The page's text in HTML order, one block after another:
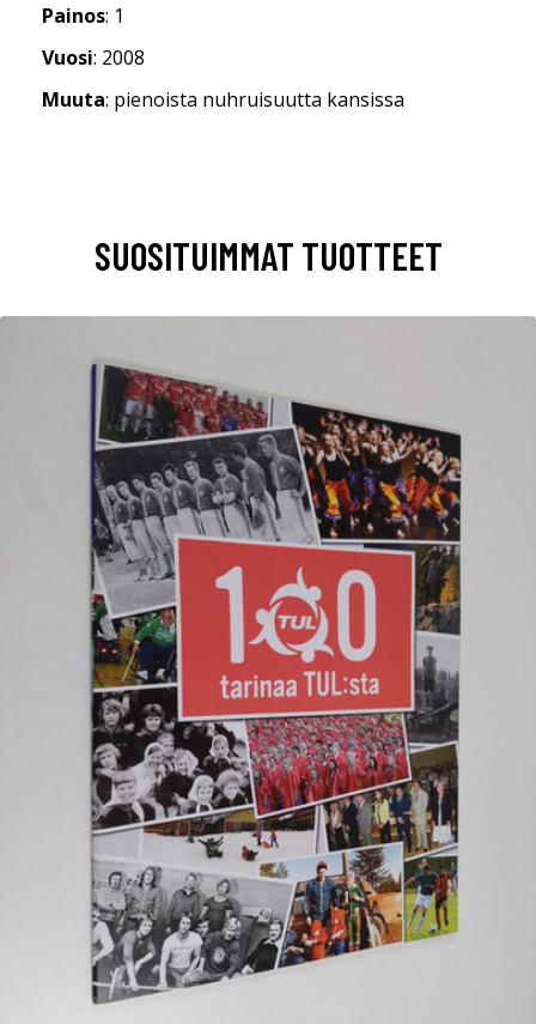
Painos: 1
Vuosi: 2008
Muuta: pienoista nuhruisuutta kansissa
SUOSITUIMMAT TUOTTEET